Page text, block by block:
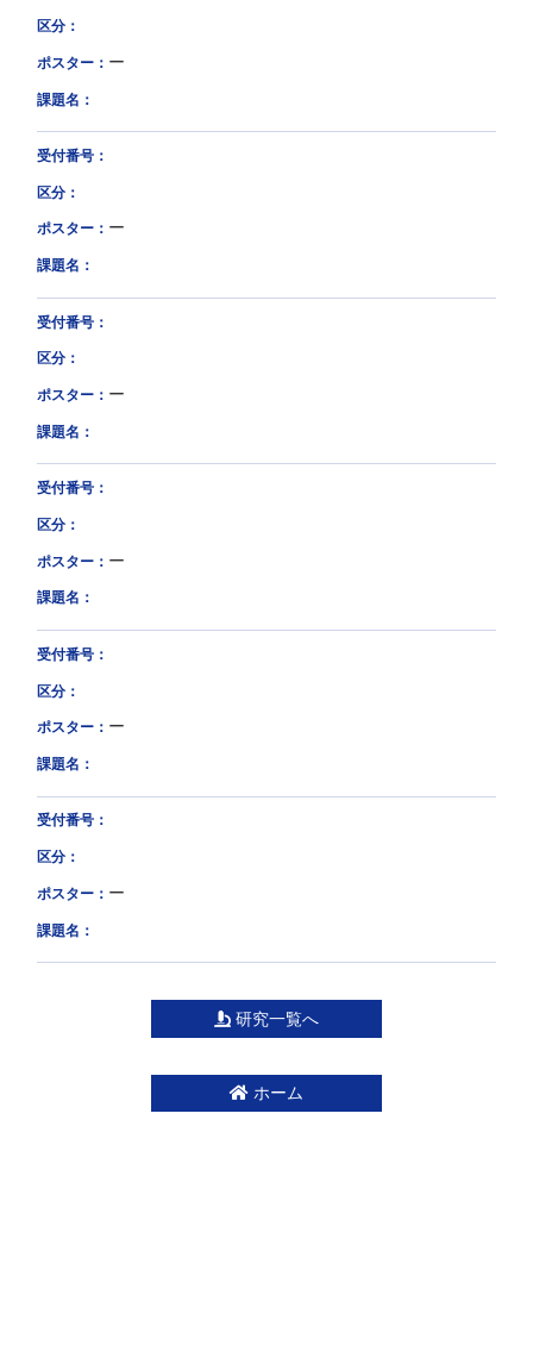
区分：
ポスター： ー
課題名：
受付番号：
区分：
ポスター： ー
課題名：
受付番号：
区分：
ポスター： ー
課題名：
受付番号：
区分：
ポスター： ー
課題名：
受付番号：
区分：
ポスター： ー
課題名：
受付番号：
区分：
ポスター： ー
課題名：
研究一覧へ
ホーム